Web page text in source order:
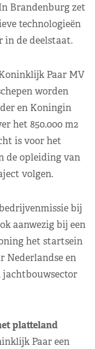
Brandenburg zet
technologieën
in de deelstaat.
Paar MV
worden
en Koningin
het 850.000 m2
is voor het
de opleiding van
volgen.
bij
aanwezig bij een
het startsein
Nederlandse en
jachtbouwsector
platteland
Paar een